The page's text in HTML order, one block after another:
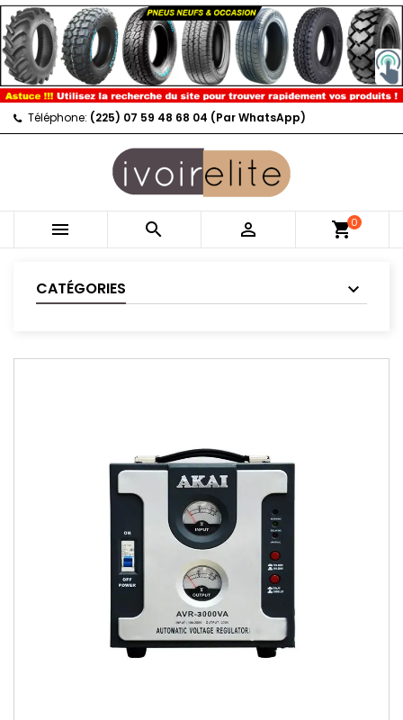
Téléphone: (225) 07 59 48 68 04 (Par WhatsApp)
   shopping_cart0
CATÉGORIES